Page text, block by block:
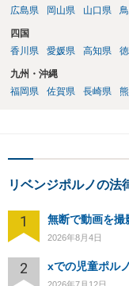
広島県
岡山県 山口県
四国
香川県
愛媛県 高知県
九州・沖縄
福岡県
佐賀県 長崎県
リベンジポルノの法
1
2026年8月4日
2 xでの児童ポル